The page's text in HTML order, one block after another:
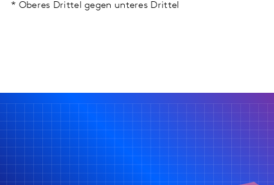
* Oberes Drittel gegen unteres Drittel